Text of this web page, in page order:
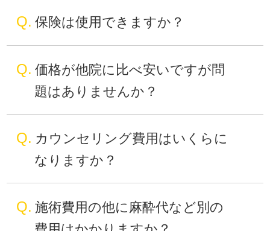
Q. 保険は使用できますか？
Q. 価格が他院に比べ安いですが問
題はありませんか？
Q. カウンセリング費用はいくらに
なりますか？
Q. 施術費用の他に麻酔代など別の